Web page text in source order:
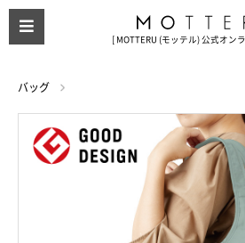
[ MOTTERU (モッテル) 公式オン
バッグ